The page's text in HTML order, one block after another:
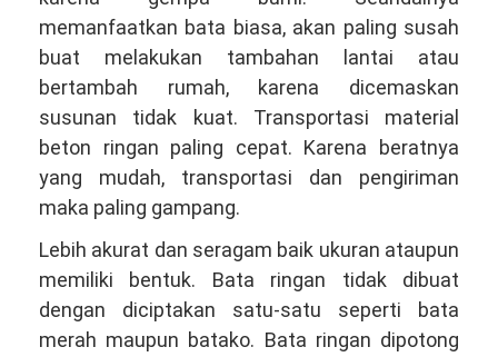
memanfaatkan bata biasa, akan paling susah
buat melakukan tambahan lantai atau
bertambah rumah, karena dicemaskan
susunan tidak kuat. Transportasi material
beton ringan paling cepat. Karena beratnya
yang mudah, transportasi dan pengiriman
maka paling gampang.
Lebih akurat dan seragam baik ukuran ataupun
memiliki bentuk. Bata ringan tidak dibuat
dengan diciptakan satu-satu seperti bata
merah maupun batako. Bata ringan dipotong